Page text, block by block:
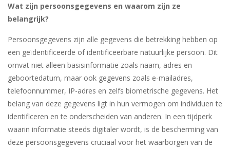
Wat zijn persoonsgegevens en waarom zijn ze
belangrijk?
Persoonsgegevens zijn alle gegevens die betrekking hebben op
een geïdentificeerde of identificeerbare natuurlijke persoon. Dit
omvat niet alleen basisinformatie zoals naam, adres en
geboortedatum, maar ook gegevens zoals e-mailadres,
telefoonnummer, IP-adres en zelfs biometrische gegevens. Het
belang van deze gegevens ligt in hun vermogen om individuen te
identificeren en te onderscheiden van anderen. In een tijdperk
waarin informatie steeds digitaler wordt, is de bescherming van
deze persoonsgegevens cruciaal voor het waarborgen van de